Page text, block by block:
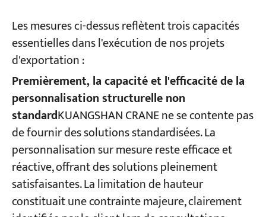
Les mesures ci-dessus reflètent trois capacités
essentielles dans l'exécution de nos projets
d'exportation :
Premièrement, la capacité et l'efficacité de la
personnalisation structurelle non
standardKUANGSHAN CRANE ne se contente pas
de fournir des solutions standardisées. La
personnalisation sur mesure reste efficace et
réactive, offrant des solutions pleinement
satisfaisantes. La limitation de hauteur
constituait une contrainte majeure, clairement